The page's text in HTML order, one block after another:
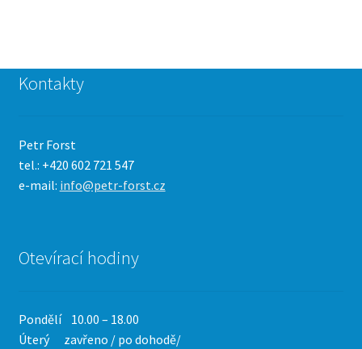
Kontakty
Petr Forst
tel.: +420 602 721 547
e-mail: info@petr-forst.cz
Otevírací hodiny
Pondělí 10.00 – 18.00
Úterý zavřeno / po dohodě/